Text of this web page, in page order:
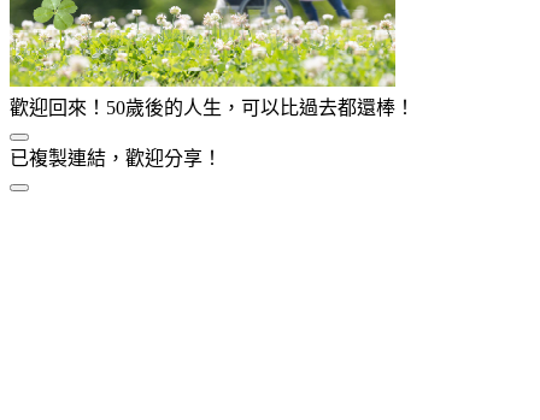
歡迎回來！50歲後的人生，可以比過去都還棒！
已複製連結，歡迎分享！